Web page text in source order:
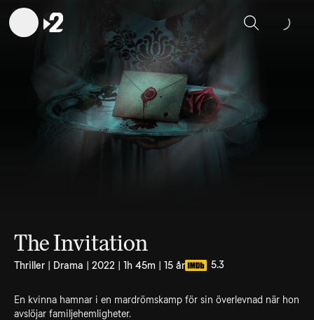
Sök
The Invitation
Thriller | Drama | 2022 | 1h 45m | 15 år 5.3
En kvinna hamnar i en mardrömskamp för sin överlevnad när hon
avslöjar familjehemligheter.